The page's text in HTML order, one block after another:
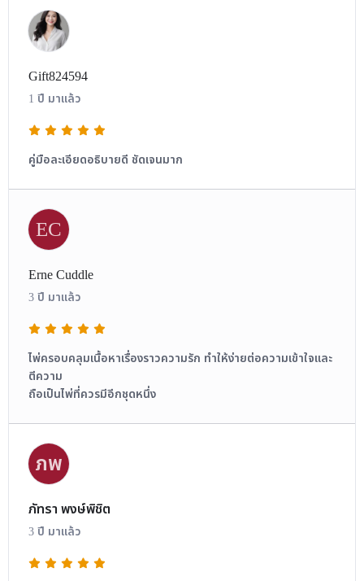
Gift824594
1 ปี มาแล้ว
คู่มือละเอียดอธิบายดี ชัดเจนมาก
EC
Erne Cuddle
3 ปี มาแล้ว
ไพ่ครอบคลุมเนื้อหาเรื่องราวความรัก ทำให้ง่ายต่อความเข้าใจและ
ตีความ
ถือเป็นไพ่ที่ควรมีอีกชุดหนึ่ง
ภพ
ภัทรา พงษ์พิชิต
3 ปี มาแล้ว